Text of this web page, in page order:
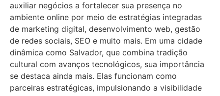
auxiliar negócios a fortalecer sua presença no
ambiente online por meio de estratégias integradas
de marketing digital, desenvolvimento web, gestão
de redes sociais, SEO e muito mais. Em uma cidade
dinâmica como Salvador, que combina tradição
cultural com avanços tecnológicos, sua importância
se destaca ainda mais. Elas funcionam como
parceiras estratégicas, impulsionando a visibilidade